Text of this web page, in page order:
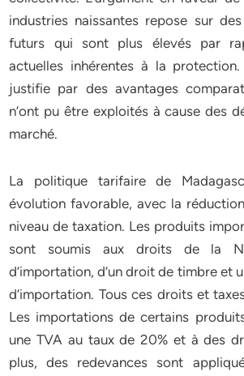
industries naissantes repose sur
futurs qui sont plus élevés par
actuelles inhérentes à la
justifie par des avantages
n’ont pu être exploités à cause des
marché.
La politique tarifaire de
évolution favorable, avec la
niveau de taxation. Les produits
sont soumis aux droits de la
d’importation, d’un droit de timbre et
d’importation. Tous ces droits et
Les importations de certains
une TVA au taux de 20% et à des
plus, des redevances sont